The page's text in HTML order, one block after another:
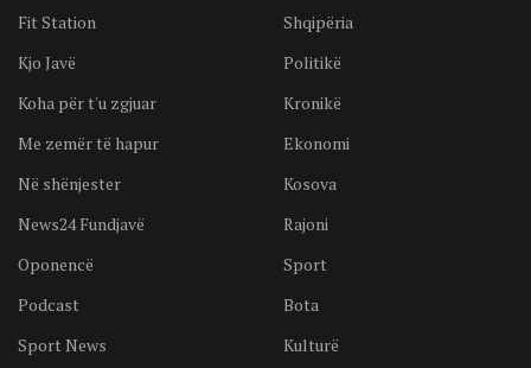
Fit Station
Kjo Javë
Koha për t'u zgjuar
Me zemër të hapur
Në shënjester
News24 Fundjavë
Oponencë
Podcast
Sport News
Shqipëria
Politikë
Kronikë
Ekonomi
Kosova
Rajoni
Sport
Bota
Kulturë